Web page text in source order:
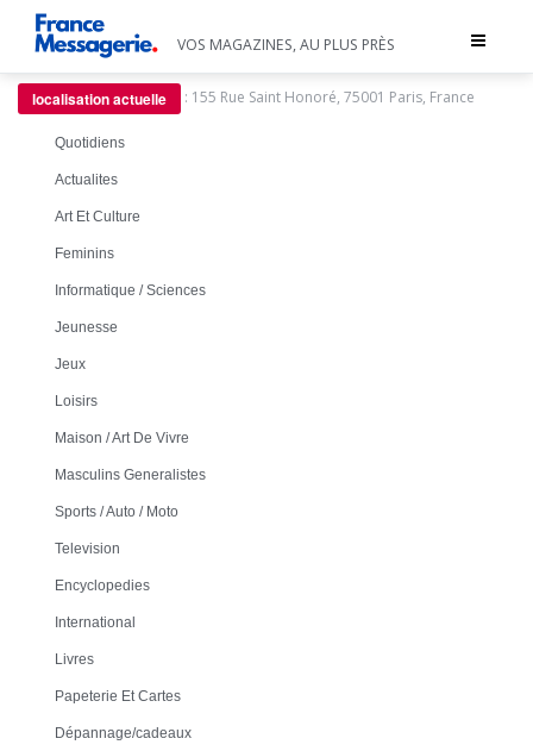
Toggle
VOS MAGAZINES, AU PLUS PRÈS
localisation actuelle : 155 Rue Saint Honoré, 75001 Paris, France
Quotidiens
Actualites
Art Et Culture
Feminins
Informatique / Sciences
Jeunesse
Jeux
Loisirs
Maison / Art De Vivre
Masculins Generalistes
Sports / Auto / Moto
Television
Encyclopedies
International
Livres
Papeterie Et Cartes
Dépannage/cadeaux